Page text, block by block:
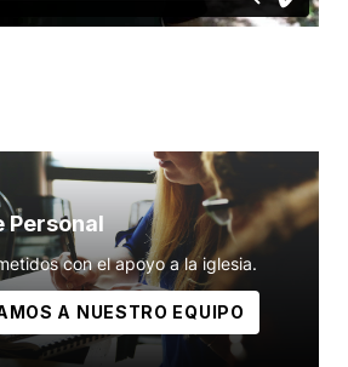
Personal
con el apoyo a la iglesia.
A NUESTRO EQUIPO